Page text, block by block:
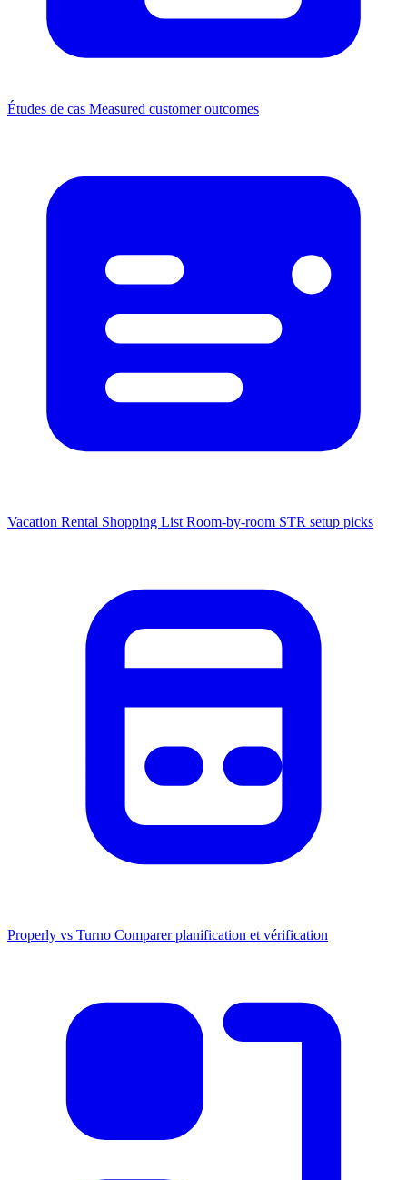
Études de cas Measured customer outcomes
Vacation Rental Shopping List Room-by-room STR setup picks
Properly vs Turno Comparer planification et vérification